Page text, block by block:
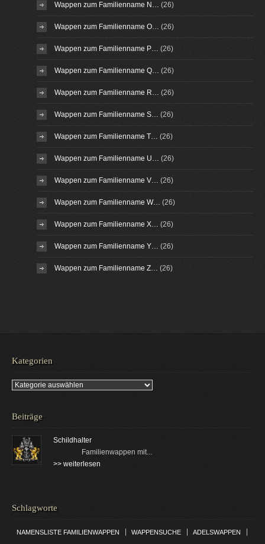
Wappen zum Familienname N… (26)
Wappen zum Familienname O… (26)
Wappen zum Familienname P… (26)
Wappen zum Familienname Q… (26)
Wappen zum Familienname R… (26)
Wappen zum Familienname S… (26)
Wappen zum Familienname T… (26)
Wappen zum Familienname U… (26)
Wappen zum Familienname V… (26)
Wappen zum Familienname W… (26)
Wappen zum Familienname X… (26)
Wappen zum Familienname Y… (26)
Wappen zum Familienname Z… (26)
Kategorien
Kategorien
Beiträge
Schildhalter
Familienwappen mit...
>> weiterlesen
Schlagworte
NAMENSLISTE FAMILIENWAPPEN WAPPENSUCHE ADELSWAPPEN